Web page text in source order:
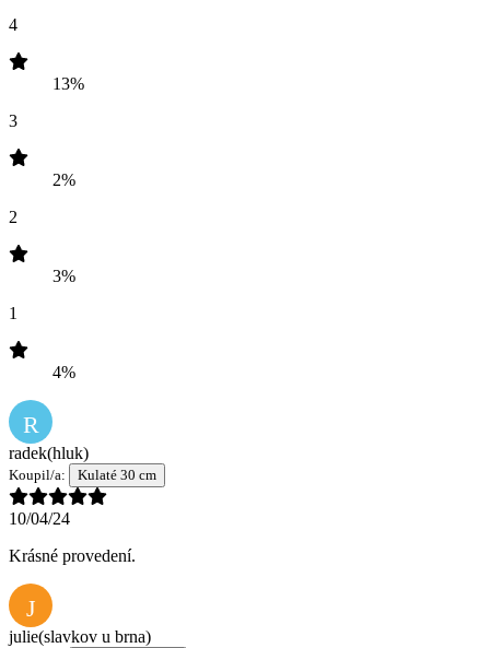
4
13%
3
2%
2
3%
1
4%
R
radek(hluk)
Koupil/a: Kulaté 30 cm
10/04/24
Krásné provedení.
J
julie(slavkov u brna)